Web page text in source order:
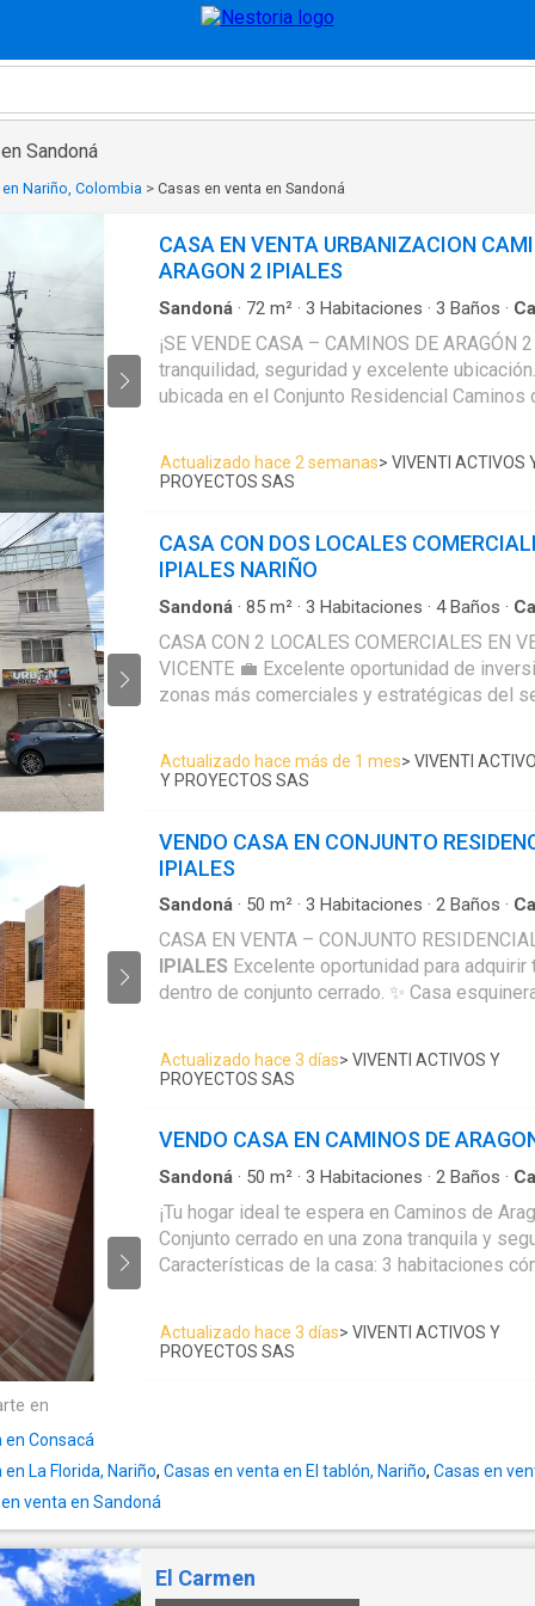
Sandoná
Nariño, Colombia > Casas en venta en Sandoná
CASA EN VENTA URBANIZACION
ARAGON 2 IPIALES
Sandoná · 72 m² · 3 Habitaciones · 3 Baños ·
·Gas
panorámica ·Seguridad privada·Agua
¡SE VENDE CASA – CAMINOS DE ARAGÓN
tranquilidad, seguridad y excelente
ubicada en el Conjunto Residencial Caminos
infantiles ✔ Cancha de básquet ✔
Una excelente opción para vivir o invertir en
valorización. 📲 Más información y visitas: Edificio Torre
Empresarial – Oficina 607 📞 315 218 6---- –
Viventi Activos y Proyectos Tu nuevo hogar
buena decisión.
Actualizado hace 2 semanas> VIVENTI ACTIVOS
PROYECTOS SAS
CASA CON DOS LOCALES
IPIALES NARIÑO
Sandoná · 85 m² · 3 Habitaciones · 4Baños ·
CASA CON 2 LOCALES COMERCIALES EN
VICENTE 💼 Excelente oportunidad de inversión en una de las
zonas más comerciales y estratégicas del sector.
piso: Amplia sala comedor, cocina, Baño
amplia completamente cubierta con
lavandería adicional. Ubicada en el Barrio San Vicente, en una zona
de alta afluencia comercial y excelente valorización.
quienes buscan generar ingresos por
disfrutar de una cómoda vivienda en el mismo
Contáctanos para más información y agenda
Actualizado hace más de 1 mes> VIVENTI
Y PROYECTOS SAS
VENDO CASA EN CONJUNTO
IPIALES
Sandoná · 50 m² · 3 Habitaciones · 2 Baños ·
CASA EN VENTA – CONJUNTO
IPIALES
dentro de conjunto cerrado. ✨ Casa esquinera, ubicada al interior
3
💰 Aplica a subsidio de Caja Honor Acepta crédito hipotecario
Ubicación estratégica enIpiales , en un
residencial. 📞 Mayor información: 📌 Edificio Torre Empresarial –
Oficina 607 📱 Contacto: 315 218 ---- ✨ Haz realidad el sueño de
tu casa propia en un lugar tranquilo y con
Actualizado hace 3 días> VIVENTI ACTIVOS Y
PROYECTOS SAS
VENDO CASA EN CAMINOS DE
Sandoná · 50 m² · 3 Habitaciones · 2 Baños ·
¡Tu hogar ideal te espera en Caminos de Aragón 1!
Conjunto cerrado en una zona tranquila y
Características de la casa: 3 habitaciones cómodas y acogedoras.
segundo piso: terraza lista para disfrutar. 🎉 Amenidades del
tu visita. ¡No pierdas esta oportunidad
Actualizado hace 3 días> VIVENTI ACTIVOS Y
PROYECTOS SAS
en
en Consacá
La Florida, Nariño, Casas en venta en El tablón, Nariño, Casas en
venta en Sandoná
El Carmen